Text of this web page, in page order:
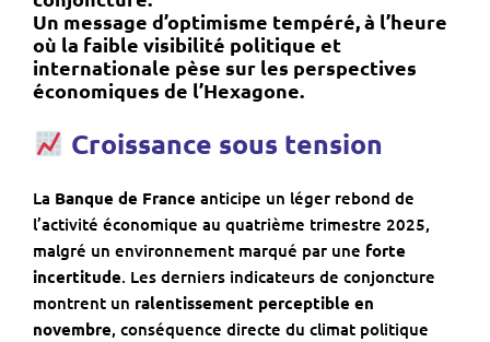
Un message d’optimisme tempéré, à l’heure
où la faible visibilité politique et
internationale pèse sur les perspectives
économiques de l’Hexagone.
Croissance sous tension
La Banque de France anticipe un léger rebond de
l’activité économique au quatrième trimestre 2025,
malgré un environnement marqué par une forte
incertitude. Les derniers indicateurs de conjoncture
montrent un ralentissement perceptible en
novembre, conséquence directe du climat politique